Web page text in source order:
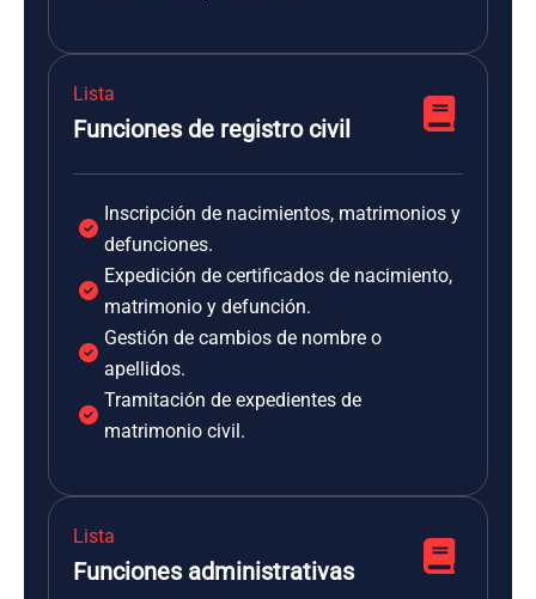
Lista
Funciones de registro civil
Inscripción de nacimientos, matrimonios y
defunciones.
Expedición de certificados de nacimiento,
matrimonio y defunción.
Gestión de cambios de nombre o
apellidos.
Tramitación de expedientes de
matrimonio civil.
Lista
Funciones administrativas